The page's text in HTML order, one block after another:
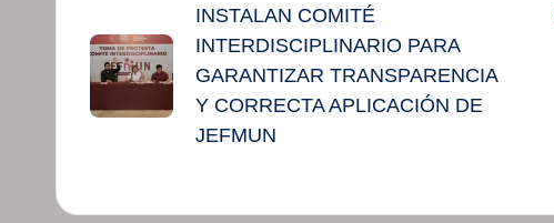
de
entradas
INSTALAN COMITÉ
INTERDISCIPLINARIO PARA
GARANTIZAR TRANSPARENCIA
Y CORRECTA APLICACIÓN DE
JEFMUN